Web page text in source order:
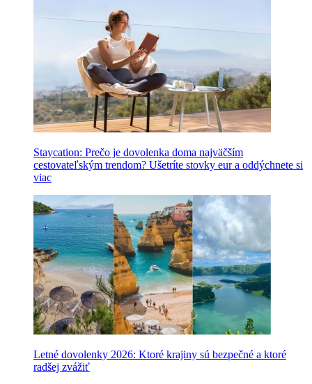
Staycation: Prečo je dovolenka doma najväčším
cestovateľským trendom? Ušetríte stovky eur a oddýchnete si
viac
Letné dovolenky 2026: Ktoré krajiny sú bezpečné a ktoré
radšej zvážiť